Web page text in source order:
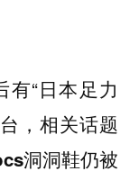
有“日本足力
，相关话题
洞洞鞋仍被